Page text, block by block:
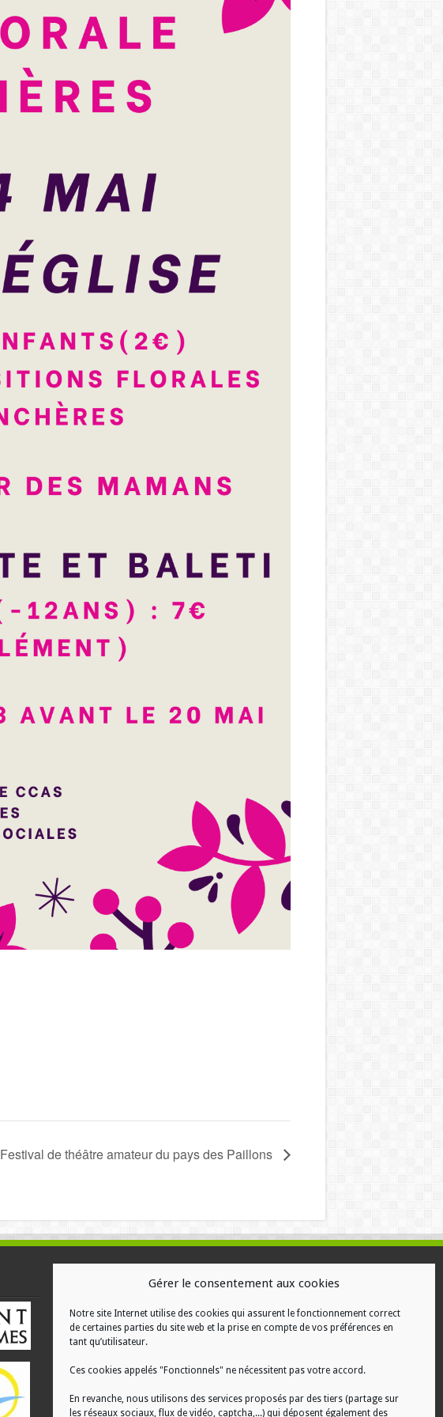
Gérer le consentement aux cookies
Notre site Internet utilise des cookies qui assurent le fonctionnement correct
de certaines parties du site web et la prise en compte de vos préférences en
tant qu’utilisateur.
Ces cookies appelés "Fonctionnels" ne nécessitent pas votre accord.
En revanche, nous utilisons des services proposés par des tiers (partage sur
les réseaux sociaux, flux de vidéo, captcha,...) qui déposent également des
Festival de théâtre amateur du pays des Paillons